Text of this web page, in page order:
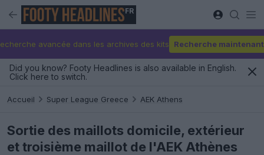
FR
avancée dans les archives des kits Recherche maintenant
Did you know? Footy Headlines is also available in English.
Click here to switch.
Accueil Super League Greece AEK Athens
Sortie des maillots domicile, extérieur
et troisième maillot de l'AEK Athènes